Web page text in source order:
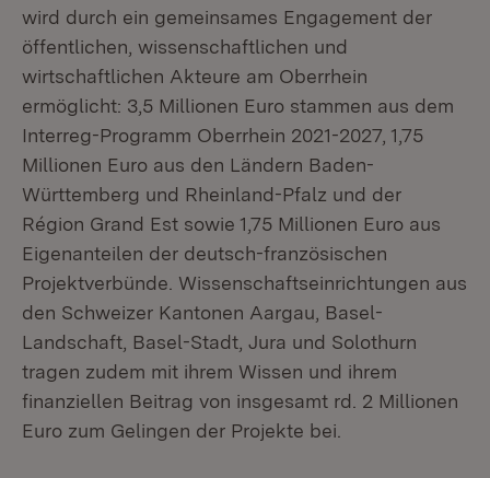
wird durch ein gemeinsames Engagement der
öffentlichen, wissenschaftlichen und
wirtschaftlichen Akteure am Oberrhein
ermöglicht: 3,5 Millionen Euro stammen aus dem
Interreg-Programm Oberrhein 2021-2027, 1,75
Millionen Euro aus den Ländern Baden-
Württemberg und Rheinland-Pfalz und der
Région Grand Est sowie 1,75 Millionen Euro aus
Eigenanteilen der deutsch-französischen
Projektverbünde. Wissenschaftseinrichtungen aus
den Schweizer Kantonen Aargau, Basel-
Landschaft, Basel-Stadt, Jura und Solothurn
tragen zudem mit ihrem Wissen und ihrem
finanziellen Beitrag von insgesamt rd. 2 Millionen
Euro zum Gelingen der Projekte bei.